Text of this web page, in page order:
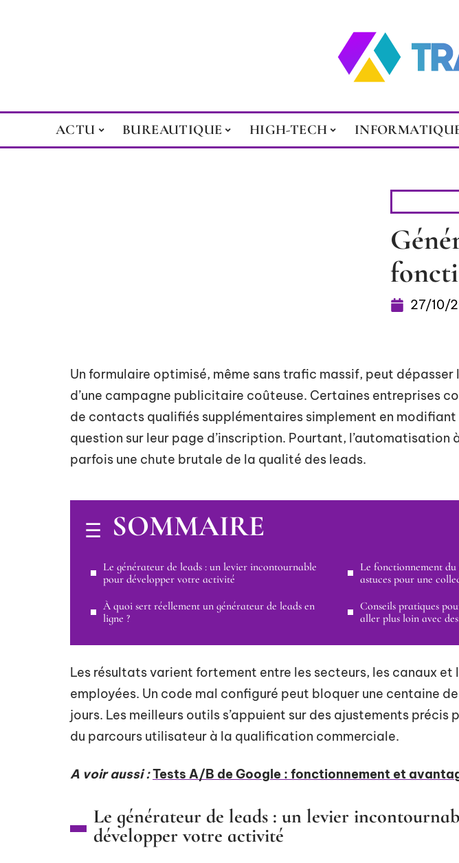
ACTU BUREAUTIQUE HIGH-TECH
27/10/
Un formulaire optimisé, même sans trafic massif, peut dépasser
d’une campagne publicitaire coûteuse. Certaines entreprises
de contacts qualifiés supplémentaires simplement en modifiant
question sur leur page d’inscription. Pourtant, l’automatisation
parfois une chute brutale de la qualité des leads.
SOMMAIRE
Le générateur de leads : un levier incontournable
pour développer votre activité
À quoi sert réellement un générateur de leads en
ligne ?
Le fonctionnement du
astuces pour une
Conseils pratiques
aller plus loin avec
Les résultats varient fortement entre les secteurs, les canaux et
employées. Un code mal configuré peut bloquer une centaine
jours. Les meilleurs outils s’appuient sur des ajustements précis
du parcours utilisateur à la qualification commerciale.
A voir aussi :Tests A/B de Google : fonctionnement et
Le générateur de leads : un levier
développer votre activité